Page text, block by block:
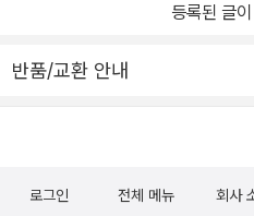
등록된 글
반품/교환 안내
로그인 전체 메뉴 회사